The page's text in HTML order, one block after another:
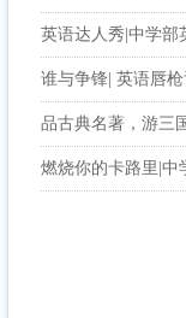
英语达人秀|中学部
谁与争锋| 英语唇
品古典名著，游三
燃烧你的卡路里|中